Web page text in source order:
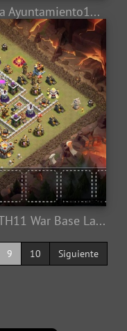
#0279 Diseño de Calavera para Ayuntamiento11, Skull Base Layout
#0278 Diseño de Guerra para TH11 War Base Layout
9 10
Siguiente